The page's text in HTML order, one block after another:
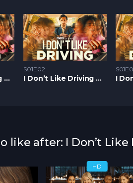
I Don’t Like Driving S1 – Epizoda 01
S01E02
I Don’t Like Driving S1 – Epizoda 02
like after: I Don’t Like
HD